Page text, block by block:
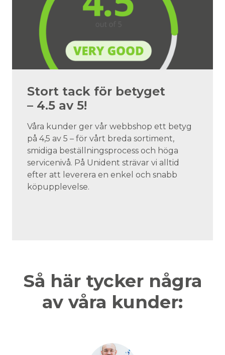
Stort tack för betyget
– 4.5 av 5!
Våra kunder ger vår webbshop ett betyg
på 4,5 av 5 – för vårt breda sortiment,
smidiga beställningsprocess och höga
servicenivå. På Unident strävar vi alltid
efter att leverera en enkel och snabb
köpupplevelse.
Så här tycker några
av våra kunder: